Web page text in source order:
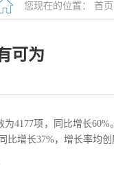
您现在的位置： 首页
可为
4177项，同比增长60%
增长37%，增长率均创